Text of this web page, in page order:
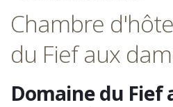
Chambre
du Fief aux
Domaine du Fief